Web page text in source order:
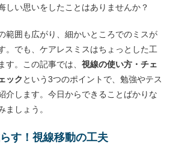
しい思いをしたことはありませんか？
範囲も広がり、細かいところでのミスが
。でも、ケアレスミスはちょっとした工
す。この記事では、 視線の使い方・チェ
ック という3つのポイントで、勉強やテス
介します。今日からできることばかりな
ましょう。
す！視線移動の工夫